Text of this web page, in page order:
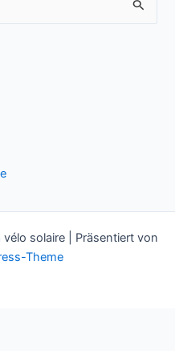
solaire | Präsentiert von
Theme